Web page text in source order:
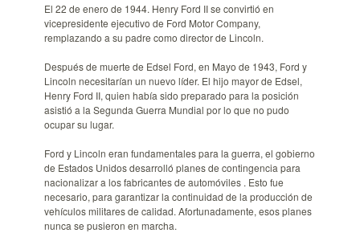
El 22 de enero de 1944. Henry Ford II se convirtió en
vicepresidente ejecutivo de Ford Motor Company,
remplazando a su padre como director de Lincoln.
Después de muerte de Edsel Ford, en Mayo de 1943, Ford y
Lincoln necesitarían un nuevo líder. El hijo mayor de Edsel,
Henry Ford II, quien había sido preparado para la posición
asistió a la Segunda Guerra Mundial por lo que no pudo
ocupar su lugar.
Ford y Lincoln eran fundamentales para la guerra, el gobierno
de Estados Unidos desarrolló planes de contingencia para
nacionalizar a los fabricantes de automóviles . Esto fue
necesario, para garantizar la continuidad de la producción de
vehículos militares de calidad. Afortunadamente, esos planes
nunca se pusieron en marcha.